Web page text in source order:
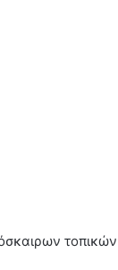
τοπικών